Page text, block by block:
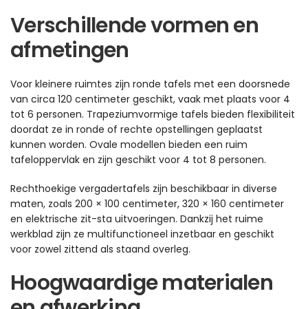
Verschillende vormen en
afmetingen
Voor kleinere ruimtes zijn ronde tafels met een doorsnede
van circa 120 centimeter geschikt, vaak met plaats voor 4
tot 6 personen. Trapeziumvormige tafels bieden flexibiliteit
doordat ze in ronde of rechte opstellingen geplaatst
kunnen worden. Ovale modellen bieden een ruim
tafeloppervlak en zijn geschikt voor 4 tot 8 personen.
Rechthoekige vergadertafels zijn beschikbaar in diverse
maten, zoals 200 × 100 centimeter, 320 × 160 centimeter
en elektrische zit-sta uitvoeringen. Dankzij het ruime
werkblad zijn ze multifunctioneel inzetbaar en geschikt
voor zowel zittend als staand overleg.
Hoogwaardige materialen